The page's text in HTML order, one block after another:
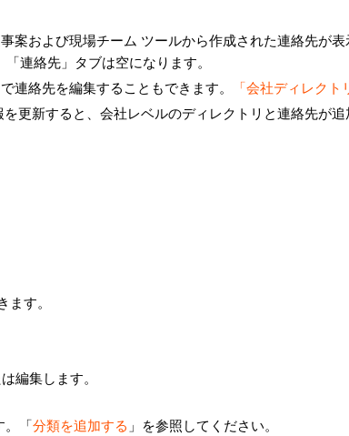
案および現場チーム ツールから作成された連絡先が
連絡先」タブは空になります。
連絡先を編集することもできます。
「会社ディレクト
更新すると、会社レベルのディレクトリと連絡先が
す。
編集します。
。「分類を追加する 」を参照してください。